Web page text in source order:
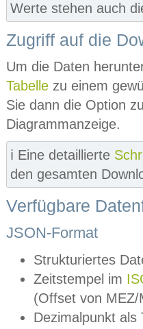
Werte stehen auch
Zugriff auf die
Um die Daten
Tabelle zu einem
Sie dann die Option
Diagrammanzeige.
ℹ️ Eine detaillierte
den gesamten
Verfügbare
JSON-Format
Strukturiertes
Zeitstempel im
(Offset von MEZ/
Dezimalpunkt als